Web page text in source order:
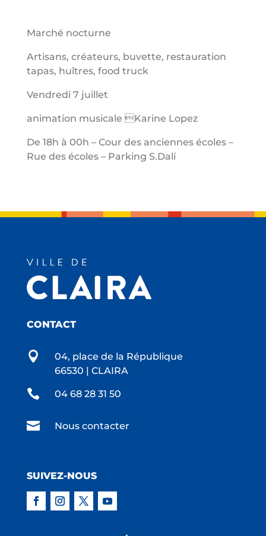
Marché nocturne
Artisans, créateurs, buvette, restauration
tapas, huîtres, food truck
Vendredi 7 juillet
animation musicale Karine Lopez
De 18h à 00h – Cour des anciennes écoles –
Rue des écoles – Parking S.Dalí
CONTACT

04, place de la République
66530 | CLAIRA
 04 68 28 31 50
 Nous contacter
SUIVEZ-NOUS